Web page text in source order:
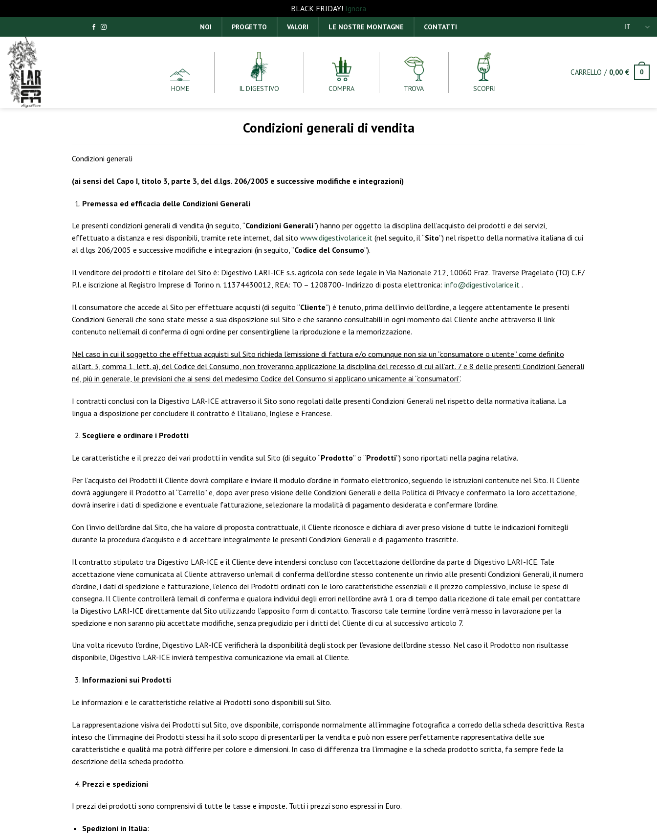
BLACK FRIDAY! Ignora
ai
contenuti
NOI PROGETTO VALORI LE NOSTRE MONTAGNE CONTATTI IT
HOME IL DIGESTIVO COMPRA TROVA SCOPRI
CARRELLO / 0,00€ 0
Condizioni generali di vendita
Condizioni generali
(ai sensi del Capo I, titolo 3, parte 3, del d.lgs. 206/2005 e successive modifiche e integrazioni)
Premessa ed efficacia delle Condizioni Generali
Le presenti condizioni generali di vendita (in seguito, “Condizioni Generali”) hanno per oggetto la disciplina dell’acquisto dei prodotti e dei servizi,
effettuato a distanza e resi disponibili, tramite rete internet, dal sito www.digestivolarice.it (nel seguito, il “Sito”) nel rispetto della normativa italiana di cui
al d.lgs 206/2005 e successive modifiche e integrazioni (in seguito, “Codice del Consumo”).
Il venditore dei prodotti e titolare del Sito è: Digestivo LARI-ICE s.s. agricola con sede legale in Via Nazionale 212, 10060 Fraz. Traverse Pragelato (TO) C.F/
P.I. e iscrizione al Registro Imprese di Torino n. 11374430012, REA: TO – 1208700- Indirizzo di posta elettronica: info@digestivolarice.it .
Il consumatore che accede al Sito per effettuare acquisti (di seguito “Cliente”) è tenuto, prima dell’invio dell’ordine, a leggere attentamente le presenti
Condizioni Generali che sono state messe a sua disposizione sul Sito e che saranno consultabili in ogni momento dal Cliente anche attraverso il link
contenuto nell’email di conferma di ogni ordine per consentirgliene la riproduzione e la memorizzazione.
Nel caso in cui il soggetto che effettua acquisti sul Sito richieda l’emissione di fattura e/o comunque non sia un “consumatore o utente” come definito
all’art. 3, comma 1, lett. a), del Codice del Consumo, non troveranno applicazione la disciplina del recesso di cui all’art. 7 e 8 delle presenti Condizioni Generali
né, più in generale, le previsioni che ai sensi del medesimo Codice del Consumo si applicano unicamente ai “consumatori”.
I contratti conclusi con la Digestivo LAR-ICE attraverso il Sito sono regolati dalle presenti Condizioni Generali nel rispetto della normativa italiana. La
lingua a disposizione per concludere il contratto è l’italiano, Inglese e Francese.
Scegliere e ordinare i Prodotti
Le caratteristiche e il prezzo dei vari prodotti in vendita sul Sito (di seguito “Prodotto” o “Prodotti”) sono riportati nella pagina relativa.
Per l’acquisto dei Prodotti il Cliente dovrà compilare e inviare il modulo d’ordine in formato elettronico, seguendo le istruzioni contenute nel Sito. Il Cliente
dovrà aggiungere il Prodotto al “Carrello” e, dopo aver preso visione delle Condizioni Generali e della Politica di Privacy e confermato la loro accettazione,
dovrà inserire i dati di spedizione e eventuale fatturazione, selezionare la modalità di pagamento desiderata e confermare l’ordine.
Con l’invio dell’ordine dal Sito, che ha valore di proposta contrattuale, il Cliente riconosce e dichiara di aver preso visione di tutte le indicazioni fornitegli
durante la procedura d’acquisto e di accettare integralmente le presenti Condizioni Generali e di pagamento trascritte.
Il contratto stipulato tra Digestivo LAR-ICE e il Cliente deve intendersi concluso con l’accettazione dell’ordine da parte di Digestivo LARI-ICE. Tale
accettazione viene comunicata al Cliente attraverso un’email di conferma dell’ordine stesso contenente un rinvio alle presenti Condizioni Generali, il numero
d’ordine, i dati di spedizione e fatturazione, l’elenco dei Prodotti ordinati con le loro caratteristiche essenziali e il prezzo complessivo, incluse le spese di
consegna. Il Cliente controllerà l’email di conferma e qualora individui degli errori nell’ordine avrà 1 ora di tempo dalla ricezione di tale email per contattare
la Digestivo LARI-ICE direttamente dal Sito utilizzando l’apposito form di contatto. Trascorso tale termine l’ordine verrà messo in lavorazione per la
spedizione e non saranno più accettate modifiche, senza pregiudizio per i diritti del Cliente di cui al successivo articolo 7.
Una volta ricevuto l’ordine, Digestivo LAR-ICE verificherà la disponibilità degli stock per l’evasione dell’ordine stesso. Nel caso il Prodotto non risultasse
disponibile, Digestivo LAR-ICE invierà tempestiva comunicazione via email al Cliente.
Informazioni sui Prodotti
Le informazioni e le caratteristiche relative ai Prodotti sono disponibili sul Sito.
La rappresentazione visiva dei Prodotti sul Sito, ove disponibile, corrisponde normalmente all’immagine fotografica a corredo della scheda descrittiva. Resta
inteso che l’immagine dei Prodotti stessi ha il solo scopo di presentarli per la vendita e può non essere perfettamente rappresentativa delle sue
caratteristiche e qualità ma potrà differire per colore e dimensioni. In caso di differenza tra l’immagine e la scheda prodotto scritta, fa sempre fede la
descrizione della scheda prodotto.
Prezzi e spedizioni
I prezzi dei prodotti sono comprensivi di tutte le tasse e imposte. Tutti i prezzi sono espressi in Euro.
Spedizioni in Italia: